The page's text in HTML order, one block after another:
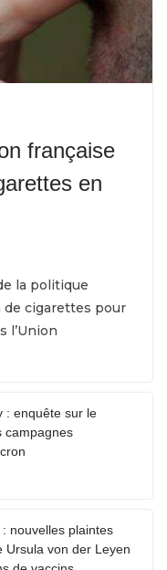
française
en
la politique
de cigarettes pour
l’Union
: enquête sur le
campagnes
nouvelles plaintes
Ursula von der Leyen